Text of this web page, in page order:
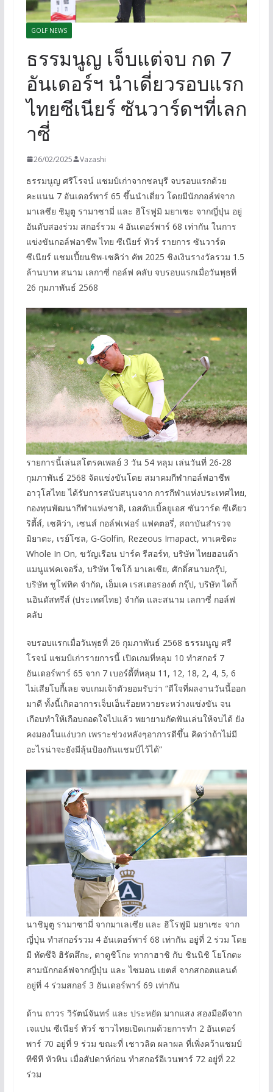
GOLF NEWS
ธรรมนูญ เจ็บแต่จบ กด 7
อันเดอร์ฯ นำเดี่ยวรอบแรก
ไทยซีเนียร์ ซันวาร์ดฯที่เลก
าซี่
26/02/2025 Vazashi
ธรรมนูญ ศรีโรจน์ แชมป์เก่าจากชลบุรี จบรอบแรกด้วย
คะแนน 7 อันเดอร์พาร์ 65 ขึ้นนำเดี่ยว โดยมีนักกอล์ฟจาก
มาเลซีย ชิมูตู รามาซามี่ และ ฮิโรฟูมิ มยาเซะ จากญี่ปุ่น อยู่
อันดับสองร่วม สกอร์รวม 4 อันเดอร์พาร์ 68 เท่ากัน ในการ
แข่งขันกอล์ฟอาชีพ ไทย ซีเนียร์ ทัวร์ รายการ ซันวาร์ด
ซีเนียร์ แชมเปี้ยนชิพ-เซคิว่า คัพ 2025 ชิงเงินรางวัลรวม 1.5
ล้านบาท สนาม เลกาซี่ กอล์ฟ คลับ จบรอบแรกเมื่อวันพุธที่
26 กุมภาพันธ์ 2568
รายการนี้เล่นสโตรคเพลย์ 3 วัน 54 หลุม เล่นวันที่ 26-28
กุมภาพันธ์ 2568 จัดแข่งขันโดย สมาคมกีฬากอล์ฟอาชีพ
อาวุโสไทย ได้รับการสนับสนุนจาก การกีฬาแห่งประเทศไทย,
กองทุนพัฒนากีฬาแห่งชาติ, เอสดับเบิ้ลยูเอส ซันวาร์ด ซีเคียว
ริตี้ส์, เซคิว่า, เซนส์ กอล์ฟเฟอร์ แฟคตอรี่, สถาบันสำรวจ
มิยาตะ, เรย์โซล, G-Golfin, Rezeous Imapact, ทาเคชิตะ
Whole In On, ขวัญเรือน ปาร์ค รีสอร์ท, บริษัท ไทยฮอนด้า
แมนูแฟคเจอริ่ง, บริษัท โซโก้ มาเลเซีย, ศักดิ์สนามกรุ๊ป,
บริษัท ชูโฟทิค จำกัด, เอ็มเค เรสเตอรองต์ กรุ๊ป, บริษัท ไดกิ้
นอินดัสทรีส์ (ประเทศไทย) จำกัด และสนาม เลกาซี่ กอล์ฟ
คลับ
จบรอบแรกเมื่อวันพุธที่ 26 กุมภาพันธ์ 2568 ธรรมนูญ ศรี
โรจน์ แชมป์เก่ารายการนี้ เปิดเกมที่หลุม 10 ทำสกอร์ 7
อันเดอร์พาร์ 65 จาก 7 เบอร์ดี้ที่หลุม 11, 12, 18, 2, 4, 5, 6
ไม่เสียโบกี้เลย จบเกมเจ้าตัวยอมรับว่า “ดีใจที่ผลงานวันนี้ออก
มาดี ทั้งนี้เกิดอาการเจ็บเอ็นร้อยหวายระหว่างแข่งขัน จน
เกือบทำให้เกือบถอดใจไปแล้ว พยายามกัดฟันเล่นให้จบได้ ยัง
คงมองในแง่บวก เพราะช่วงหลังๆอาการดีขึ้น คิดว่าถ้าไม่มี
อะไรน่าจะยังมีลุ้นป้องกันแชมป์ไว้ได้”
นาชิมูตู รามาซามี่ จากมาเลเซีย และ ฮิโรฟูมิ มยาเซะ จาก
ญี่ปุ่น ทำสกอร์รวม 4 อันเดอร์พาร์ 68 เท่ากัน อยู่ที่ 2 ร่วม โดย
มี ทัตซึจิ ฮิรัตสึกะ, ตาตูชิโกะ ทากาฮาชิ กับ ชินนิชิ โยโกตะ
สามนักกอล์ฟจากญี่ปุ่น และ ไซมอน เยตส์ จากสกอตแลนด์
อยู่ที่ 4 ร่วมสกอร์ 3 อันเดอร์พาร์ 69 เท่ากัน
ด้าน ถาวร วิรัตน์จันทร์ และ ประหยัด มากแสง สองมือดีจาก
เจแปน ซีเนียร์ ทัวร์ ชาวไทยเปิดเกมด้วยการทำ 2 อันเดอร์
พาร์ 70 อยู่ที่ 9 ร่วม ขณะที่ เชาวลิต ผลาผล ที่เพิ่งคว้าแชมป์
ทีซีที หัวหิน เมื่อสัปดาห์ก่อน ทำสกอร์อีเวนพาร์ 72 อยู่ที่ 22
ร่วม